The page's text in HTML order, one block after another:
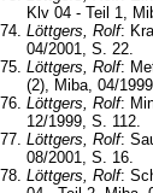
Klv 04 - Teil 1,
Löttgers, Rolf:
04/2001, S. 22.
Löttgers, Rolf:
(2), Miba, 04/
Löttgers, Rolf:
12/1999, S. 112.
Löttgers, Rolf:
08/2001, S. 16.
Löttgers, Rolf: